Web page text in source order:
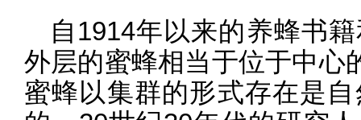
自1914年以来的养蜂书
外层的蜜蜂相当于位于中心
蜜蜂以集群的形式存在是